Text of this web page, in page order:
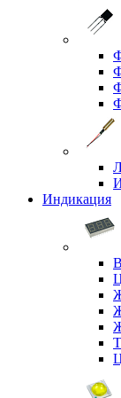
Индикация